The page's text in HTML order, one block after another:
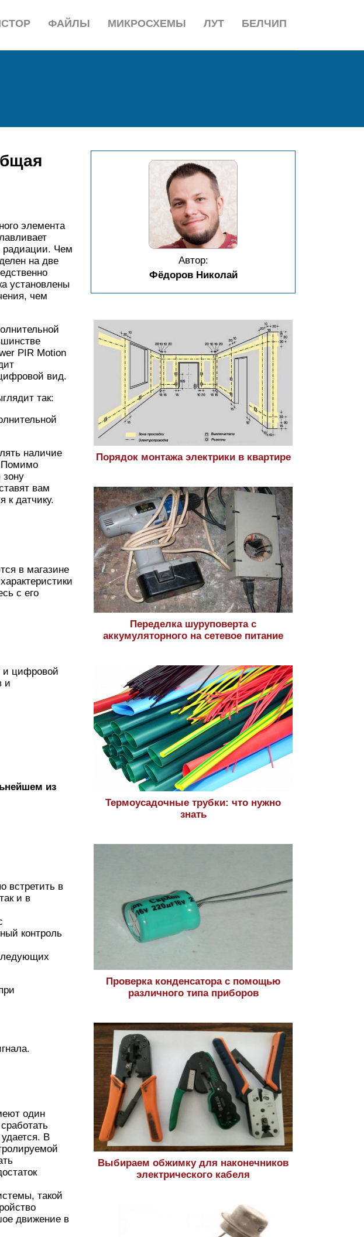
БЕЛЧИП
ЛУТ
МИКРОСХЕМЫ
ФАЙЛЫ
элемента
радиации. Чем
на две
установлены
чем
PIR Motion
вид.
так:
наличие
Помимо
вам
к датчику.
в магазине
с его
и цифровой
и
из
встретить в
и в
контроль
один
В
такой
движение в
Автор:
Фёдоров Николай
Порядок монтажа электрики в квартире
Переделка шуруповерта с
аккумуляторного на сетевое питание
Термоусадочные трубки: что нужно
знать
Проверка конденсатора с помощью
различного типа приборов
Выбираем обжимку для наконечников
электрического кабеля